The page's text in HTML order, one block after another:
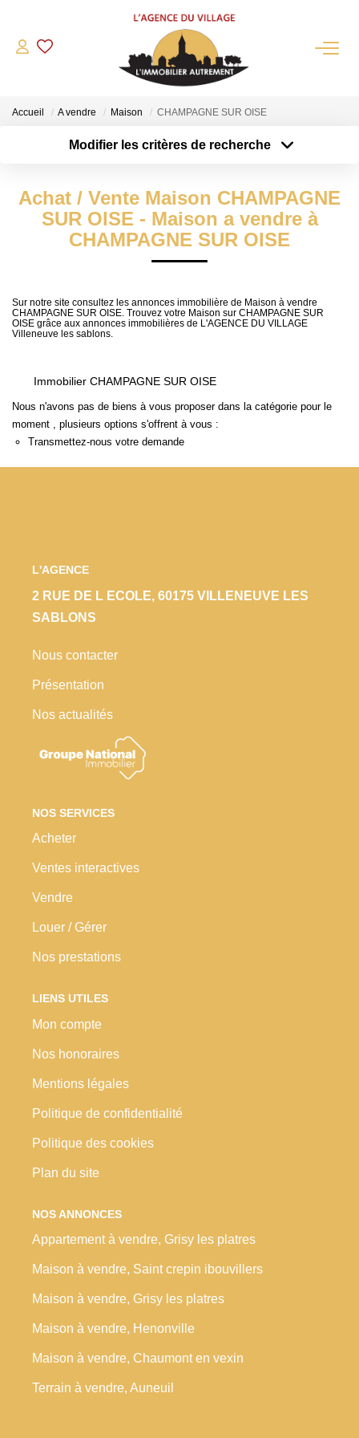
QUI SOMMES-NOUS?
L'agence
Notre Équipe
Nos Partenaires
NOS ACTUALITÉS
Maisons Anciennes
Locaux Commerciaux
Appartements
Terrains À Bâtir
Nos Prestations
Accueil A vendre Maison CHAMPAGNE SUR OISE
Modifier les critères de recherche
Sélectionnez...
Type de bien
Achat / Vente Maison CHAMPAGNE
SUR OISE - Maison a vendre à
CHAMPAGNE SUR OISE
Sur notre site consultez les annonces immobilière de Maison à vendre
CHAMPAGNE SUR OISE. Trouvez votre Maison sur CHAMPAGNE SUR
OISE grâce aux annonces immobilières de L'AGENCE DU VILLAGE
Villeneuve les sablons.
Immobilier CHAMPAGNE SUR OISE
Nous n'avons pas de biens à vous proposer dans la catégorie pour le
moment , plusieurs options s'offrent à vous :
Transmettez-nous votre demande
L'AGENCE
2 RUE DE L ECOLE, 60175 VILLENEUVE LES
SABLONS
Nous contacter
Présentation
Nos actualités
NOS SERVICES
Acheter
Ventes interactives
Vendre
Louer / Gérer
Nos prestations
LIENS UTILES
Mon compte
Nos honoraires
Mentions légales
Politique de confidentialité
Politique des cookies
Plan du site
NOS ANNONCES
Appartement à vendre, Grisy les platres
Maison à vendre, Saint crepin ibouvillers
Maison à vendre, Grisy les platres
Maison à vendre, Henonville
Maison à vendre, Chaumont en vexin
Terrain à vendre, Auneuil